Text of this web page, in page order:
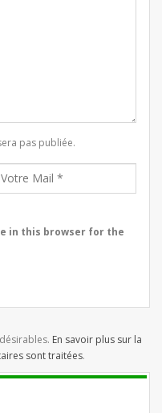
pas publiée.
in this browser for the
En savoir plus sur la
sont traitées.